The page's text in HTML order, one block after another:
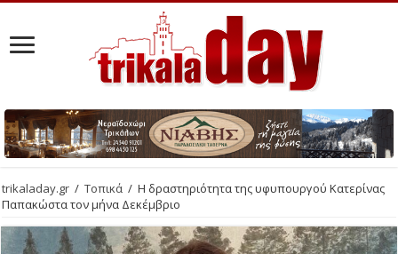
trikaladay.gr / Τοπικά / Η δραστηριότητα της υφυπουργού Κατερίνας
Παπακώστα τον μήνα Δεκέμβριο